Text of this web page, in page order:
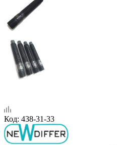
Код: 438-31-33